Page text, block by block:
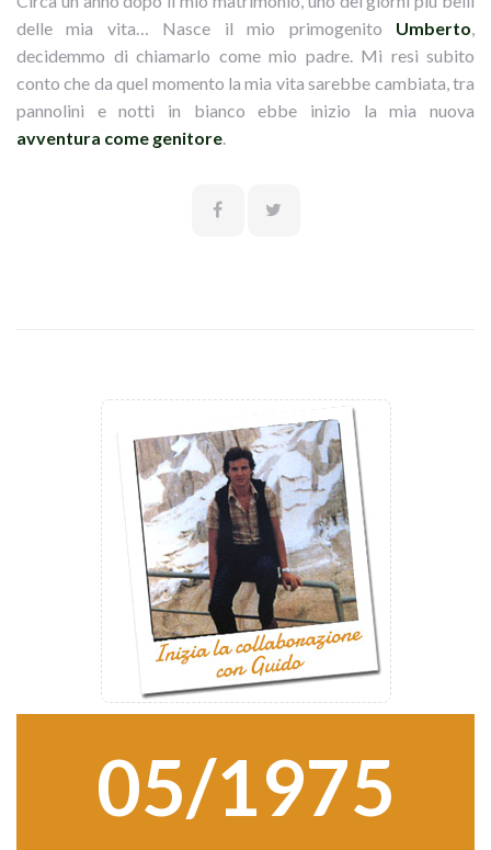
delle mia vita… Nasce il mio primogenito Umberto,
decidemmo di chiamarlo come mio padre. Mi resi subito
conto che da quel momento la mia vita sarebbe cambiata, tra
pannolini e notti in bianco ebbe inizio la mia nuova
avventura come genitore.
05/1975